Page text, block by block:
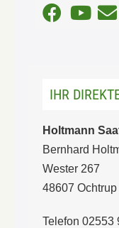
IHR
Holtmann
Bernhard
Wester 267
48607 Ochtrup
Telefon 02553